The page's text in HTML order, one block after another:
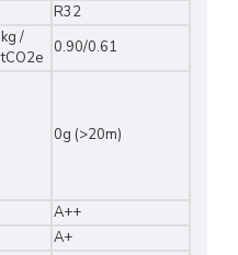
R32
kg /
tCO2e
0.90/0.61
0g (>20m)
A++
A+